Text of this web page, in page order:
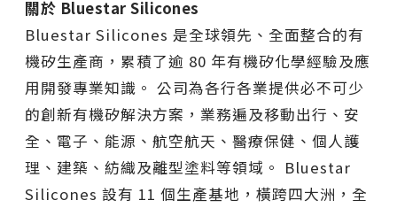
關於 Bluestar Silicones
Bluestar Silicones 是全球領先、全面整合的有
機矽生產商，累積了逾 80 年有機矽化學經驗及應
用開發專業知識。 公司為各行各業提供必不可少
的創新有機矽解決方案，業務遍及移動出行、安
全、電子、能源、航空航天、醫療保健、個人護
理、建築、紡織及離型塗料等領域。 Bluestar
Silicones 設有 11 個生產基地，橫跨四大洲，全